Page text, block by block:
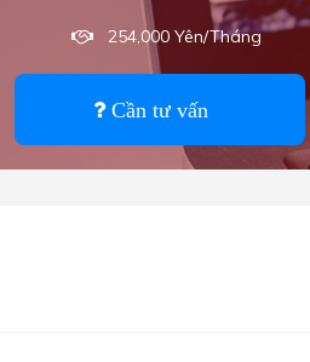
254,000 Yên/Tháng
Cần tư vấn